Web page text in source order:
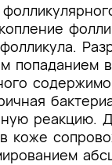
попаданием
реакцию.
коже